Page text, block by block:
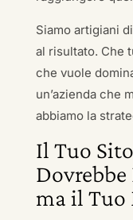
Siamo artigiani
al risultato. Che
che vuole
un’azienda che
abbiamo la
Il Tuo
Dovrebbe
ma il Tuo